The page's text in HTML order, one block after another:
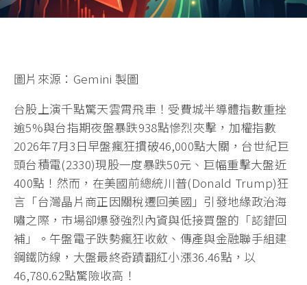
圖片來源：Gemini 製圖
台股上演千點驚天雲霄飛車！受費城半導體指數重挫
逾5%與台指期夜盤暴跌938點慘烈夾擊，加權指數
2026年7月3日早盤瘋狂摜破46,000點大關，台世紀巨
頭台積電(2330)現股一度暴跌50元、巨幅重擊大盤近
400點！然而，在美國前總統川普(Donald Trump)狂
言「台灣晶片商正因關稅遷回美國」引發地緣政治海
嘯之際，市場卻爆發強烈內資與低接買盤的「認錯回
補」。午盤電子跌勢瘋狂收斂、傳產與金融聯手組建
鋼鐵防線，大盤最終奇蹟翻紅小漲36.46點，以
46,780.62點驚險收高！